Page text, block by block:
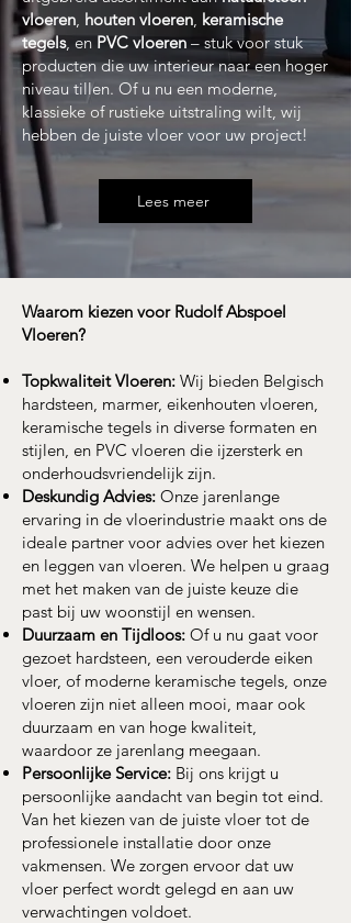
vloeren, houten vloeren, keramische
tegels, en PVC vloeren – stuk voor stuk
producten die uw interieur naar een hoger
niveau tillen. Of u nu een moderne,
klassieke of rustieke uitstraling wilt, wij
hebben de juiste vloer voor uw project!
Lees meer
Waarom kiezen voor Rudolf Abspoel
Vloeren?
Topkwaliteit Vloeren: Wij bieden Belgisch
hardsteen, marmer, eikenhouten vloeren,
keramische tegels in diverse formaten en
stijlen, en PVC vloeren die ijzersterk en
onderhoudsvriendelijk zijn.
Deskundig Advies: Onze jarenlange
ervaring in de vloerindustrie maakt ons de
ideale partner voor advies over het kiezen
en leggen van vloeren. We helpen u graag
met het maken van de juiste keuze die
past bij uw woonstijl en wensen.
Duurzaam en Tijdloos: Of u nu gaat voor
gezoet hardsteen, een verouderde eiken
vloer, of moderne keramische tegels, onze
vloeren zijn niet alleen mooi, maar ook
duurzaam en van hoge kwaliteit,
waardoor ze jarenlang meegaan.
Persoonlijke Service: Bij ons krijgt u
persoonlijke aandacht van begin tot eind.
Van het kiezen van de juiste vloer tot de
professionele installatie door onze
vakmensen. We zorgen ervoor dat uw
vloer perfect wordt gelegd en aan uw
verwachtingen voldoet.